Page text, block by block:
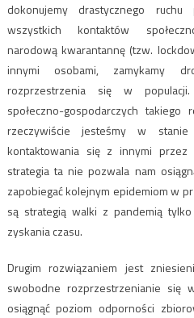
dokonujemy drastycznego
wszystkich kontaktów
narodową kwarantannę (tzw.
innymi osobami, zamykamy
rozprzestrzenia się w
społeczno-gospodarczych takiego
rzeczywiście jesteśmy w
kontaktowania się z innymi
strategia ta nie pozwala nam
zapobiegać kolejnym epidemiom w
są strategią walki z pandemią
zyskania czasu.
Drugim rozwiązaniem jest
swobodne rozprzestrzenianie się
osiągnąć poziom odporności